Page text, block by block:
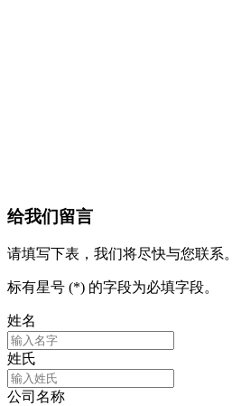
给我们留言
请填写下表，我们将尽快与您联系。
标有星号 (*) 的字段为必填字段。
姓名
姓氏
公司名称